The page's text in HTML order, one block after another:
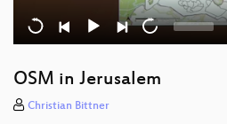
OSM in Jerusalem
Christian Bittner